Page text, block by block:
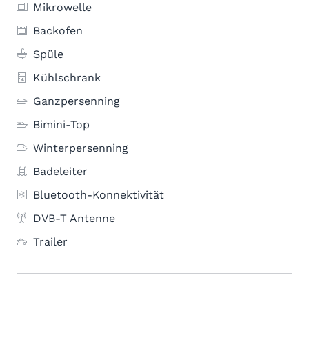
Mikrowelle
Backofen
Spüle
Kühlschrank
Ganzpersenning
Bimini-Top
Winterpersenning
Badeleiter
Bluetooth-Konnektivität
DVB-T Antenne
Trailer